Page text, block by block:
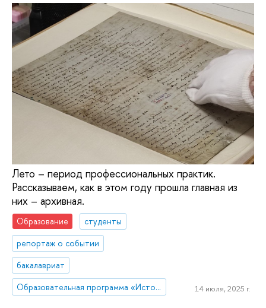
Лето – период профессиональных практик.
Рассказываем, как в этом году прошла главная из
них – архивная.
Образование
студенты
репортаж о событии
бакалавриат
Образовательная программа «История»
14 июля, 2025 г.